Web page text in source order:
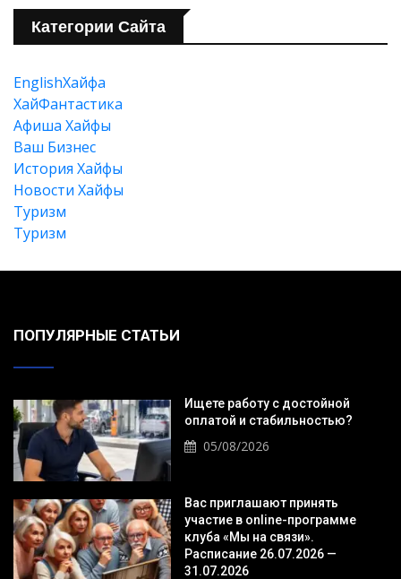
Категории Сайта
EnglishХайфа
XайФантастика
Афиша Хайфы
Ваш Бизнес
История Хайфы
Новости Хайфы
Туризм
Туризм
ПОПУЛЯРНЫЕ СТАТЬИ
Ищете работу с достойной
оплатой и стабильностью?
05/08/2026
Вас приглашают принять
участие в online-программе
клуба «Мы на связи».
Расписание 26.07.2026 —
31.07.2026